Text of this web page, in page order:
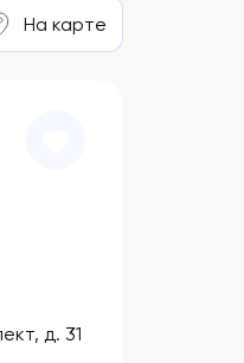
На карте
д. 31